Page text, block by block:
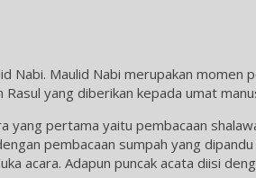
Maulid Nabi merupakan momen
yang diberikan kepada umat
pertama yaitu pembacaan
pembacaan sumpah yang
acara. Adapun puncak acata diisi